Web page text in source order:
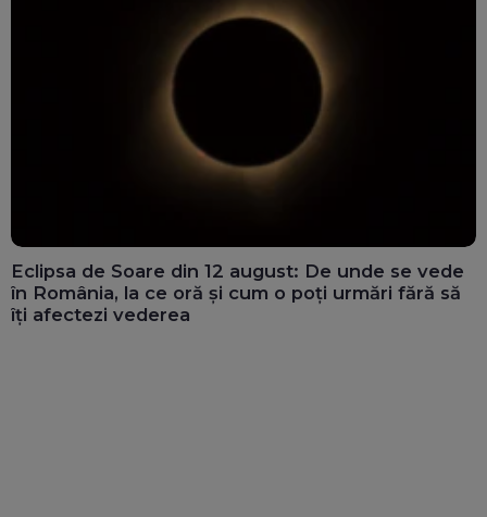
Eclipsa de Soare din 12 august: De unde se vede
în România, la ce oră și cum o poți urmări fără să
îți afectezi vederea